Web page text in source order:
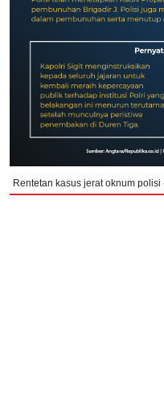
Rentetan kasus jerat oknum